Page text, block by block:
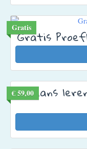
Gratis
Gratis
€ 59,00Spaans